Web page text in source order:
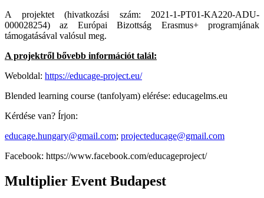
A projektet (hivatkozási szám: 2021-1-PT01-KA220-ADU-
000028254) az Európai Bizottság Erasmus+ programjának
támogatásával valósul meg.
A projektről bővebb információt talál:
Weboldal: https://educage-project.eu/
Blended learning course (tanfolyam) elérése: educagelms.eu
Kérdése van? Írjon:
educage.hungary@gmail.com; projecteducage@gmail.com
Facebook: https://www.facebook.com/educageproject/
Multiplier Event Budapest